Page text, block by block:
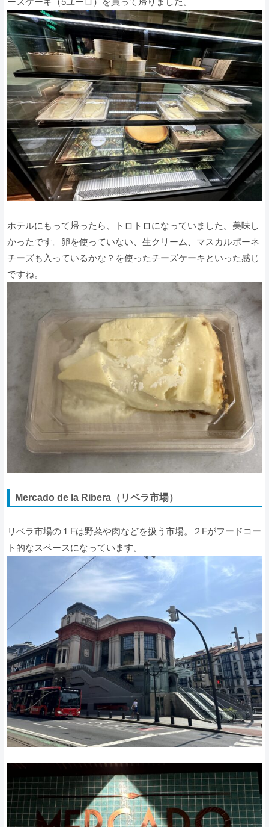
ホテルにもって帰ったら、トロトロになっていました。美味し
かったです。卵を使っていない、生クリーム、マスカルポーネ
チーズも入っているかな？を使ったチーズケーキといった感じ
ですね。
Mercado de la Ribera（リベラ市場）
リベラ市場の１Fは野菜や肉などを扱う市場。２Fがフードコー
ト的なスペースになっています。